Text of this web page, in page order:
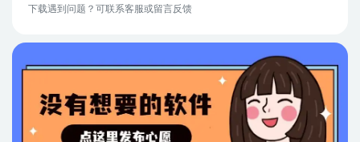
下载遇到问题？可联系客服或留言反馈